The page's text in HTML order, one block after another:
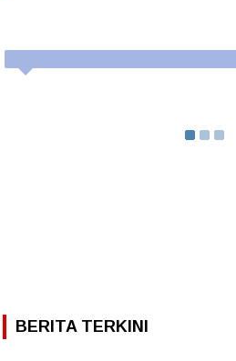
BERITA TERKINI